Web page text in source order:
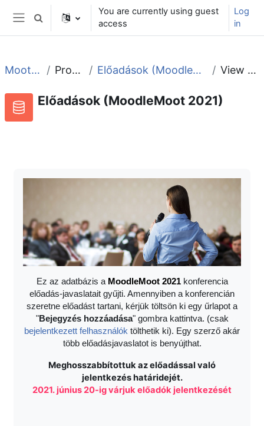
Skip to main content
Side panel
Toggle search input
You are currently using guest
access
Log
in
Moot2021 Program Előadások (MoodleMoot 2021) View single
Előadások (MoodleMoot 2021)
Ez az adatbázis a MoodleMoot 2021konferencia
előadás-javaslatait gyűjti. Amennyiben a konferencián
szeretne előadást tartani, kérjük töltsön ki egy űrlapot a
"Bejegyzés hozzáadása" gombra kattintva. (csak
bejelentkezett felhasználók tölthetik ki). Egy szerző akár
több előadásjavaslatot is benyújthat.
Meghosszabbítottuk az előadással való
jelentkezés határidejét.
2021. június 20-ig várjuk előadók jelentkezését